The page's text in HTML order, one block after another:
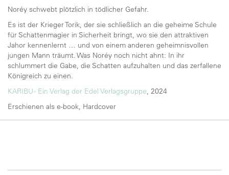
Noréy schwebt plötzlich in tödlicher Gefahr.
Es ist der Krieger Torik, der sie schließlich an die geheime Schule
für Schattenmagier in Sicherheit bringt, wo sie den attraktiven
Jahor kennenlernt … und von einem anderen geheimnisvollen
jungen Mann träumt. Was Noréy noch nicht ahnt: In ihr
schlummert die Gabe, die Schatten aufzuhalten und das zerfallene
Königreich zu einen.
KARIBU - Ein Verlag der Edel Verlagsgruppe, 2024
Erschienen als e-book, Hardcover